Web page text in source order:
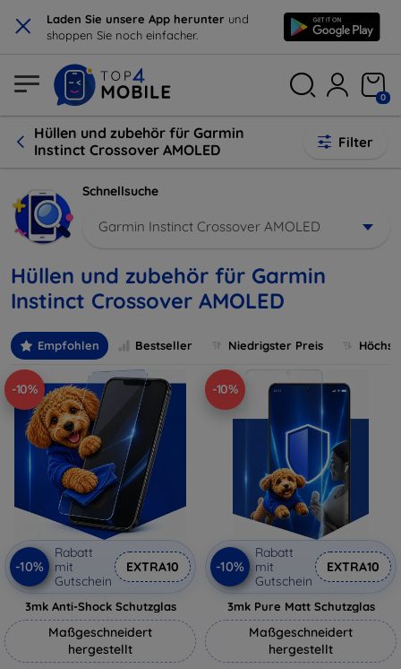
× Laden Sie unsere App herunter und
shoppen Sie noch einfacher.
0
Hüllen und zubehör für Garmin
Instinct Crossover AMOLED
Filter
Schnellsuche
Garmin Instinct Crossover AMOLED
Hüllen und zubehör für Garmin
Instinct Crossover AMOLED
Empfohlen Bestseller Niedrigster Preis
-10%
-10%
Rabatt
mit
Gutschein
EXTRA10
3mk Anti-Shock Schutzglas
Maßgeschneidert
hergestellt
-10%
-10%
Rabatt
mit
Gutschein
EXTRA10
3mk Pure Matt Schutzglas
Maßgeschneidert
hergestellt